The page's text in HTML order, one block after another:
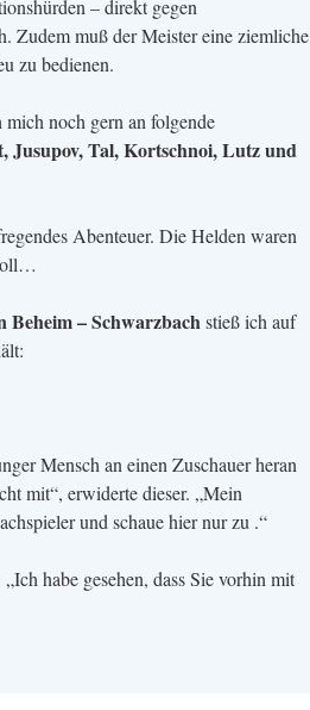
– direkt gegen
Zudem muß der Meister eine ziemliche
zu bedienen.
noch gern an folgende
Jusupov, Tal, Kortschnoi, Lutz und
Abenteuer. Die Helden waren
Beheim – Schwarzbachstieß ich auf
Mensch an einen Zuschauer heran
mit“, erwiderte dieser. „Mein
und schaue hier nur zu .“
habe gesehen, dass Sie vorhin mit